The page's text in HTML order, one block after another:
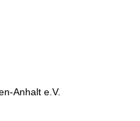
Anhalt e.V.